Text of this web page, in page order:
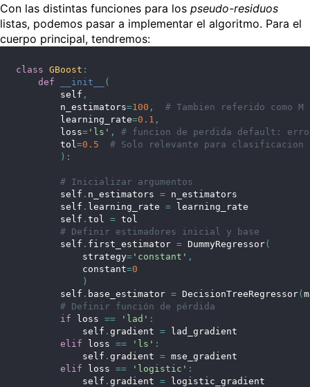
Con las distintas funciones para los pseudo-residuos
listas, podemos pasar a implementar el algoritmo. Para el
cuerpo principal, tendremos:
class GBoost :
def
__init__
(
        self
,
        n_estimators
=100 ,
# Tambien referido como
        learning_rate
=0.1 ,
        loss
= 'ls' ,
# funcion de perdida default:
        tol
=0.5
# Solo relevante para clasificacion
) :
# Inicializar argumentos
        self
. n_estimators = n_estimators
        self
. learning_rate = learning_rate
        self
. tol = tol
# Definir estimadores inicial y base
        self
. first_estimator = DummyRegressor(
            strategy
= 'constant' ,
            constant
=0
)
        self
. base_estimator = DecisionTreeRegressor(
# Definir función de pérdida
if loss == 'lad' :
            self
. gradient = lad_gradient
elif loss == 'ls' :
            self
. gradient = mse_gradient
elif loss == 'logistic' :
            self
. gradient = logistic_gradient